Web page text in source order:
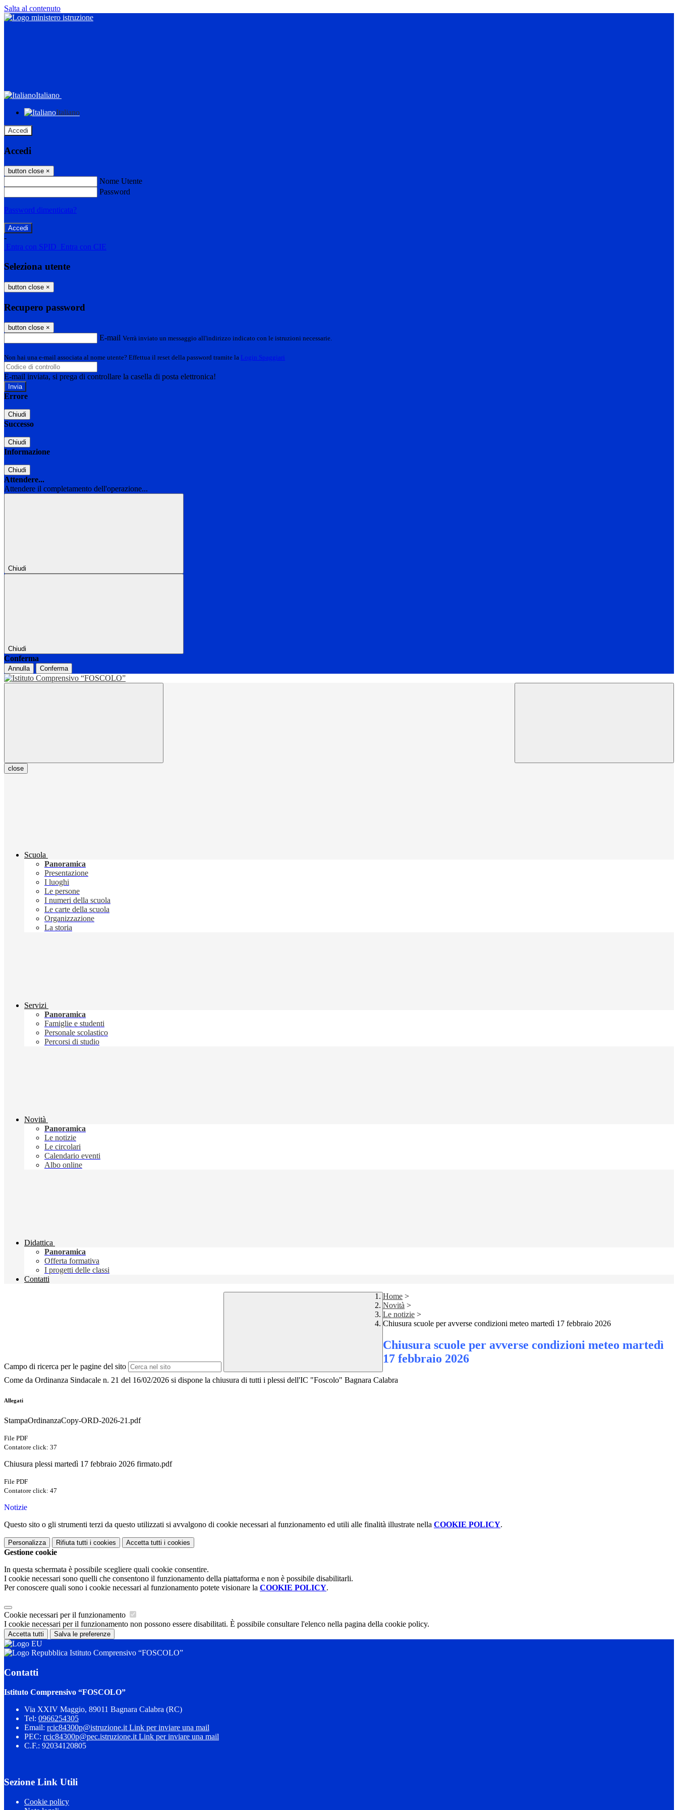
Salta al contenuto
Italiano
Italiano
Accedi
Accedi
button close ×
Nome Utente
Password
Password dimenticata?
-
Entra con SPID Entra con CIE
Seleziona utente
button close ×
Recupero password
button close ×
E-mail Verrà inviato un messaggio all'indirizzo indicato con le istruzioni necessarie.
Non hai una e-mail associata al nome utente? Effettua il reset della password tramite la Login Spaggiari
E-mail inviata, si prega di controllare la casella di posta elettronica!
Errore
Chiudi
Successo
Chiudi
Informazione
Chiudi
Attendere...
Attendere il completamento dell'operazione...
Chiudi
Chiudi
Conferma
Annulla Conferma
close
Scuola
Panoramica
Presentazione
I luoghi
Le persone
I numeri della scuola
Le carte della scuola
Organizzazione
La storia
Servizi
Panoramica
Famiglie e studenti
Personale scolastico
Percorsi di studio
Novità
Panoramica
Le notizie
Le circolari
Calendario eventi
Albo online
Didattica
Panoramica
Offerta formativa
I progetti delle classi
Contatti
Campo di ricerca per le pagine del sito
Home >
Novità >
Le notizie >
Chiusura scuole per avverse condizioni meteo martedì 17 febbraio 2026
Chiusura scuole per avverse condizioni meteo martedì
17 febbraio 2026
Come da Ordinanza Sindacale n. 21 del 16/02/2026 si dispone la chiusura di tutti i plessi dell'IC "Foscolo" Bagnara Calabra
Allegati
StampaOrdinanzaCopy-ORD-2026-21.pdf
File PDF
Contatore click: 37
Chiusura plessi martedì 17 febbraio 2026 firmato.pdf
File PDF
Contatore click: 47
Notizie
Questo sito o gli strumenti terzi da questo utilizzati si avvalgono di cookie necessari al funzionamento ed utili alle finalità illustrate nella COOKIE POLICY.
Personalizza Rifiuta tutti i cookies Accetta tutti i cookies
Gestione cookie
In questa schermata è possibile scegliere quali cookie consentire.
I cookie necessari sono quelli che consentono il funzionamento della piattaforma e non è possibile disabilitarli.
Per conoscere quali sono i cookie necessari al funzionamento potete visionare la COOKIE POLICY.
Cookie necessari per il funzionamento
I cookie necessari per il funzionamento non possono essere disabilitati. È possibile consultare l'elenco nella pagina della cookie policy.
Accetta tutti Salva le preferenze
Istituto Comprensivo “FOSCOLO”
Contatti
Istituto Comprensivo “FOSCOLO”
Via XXIV Maggio, 89011 Bagnara Calabra (RC)
Tel: 0966254305
Email: rcic84300p@istruzione.it Link per inviare una mail
PEC: rcic84300p@pec.istruzione.it Link per inviare una mail
C.F.: 92034120805
Sezione Link Utili
Cookie policy